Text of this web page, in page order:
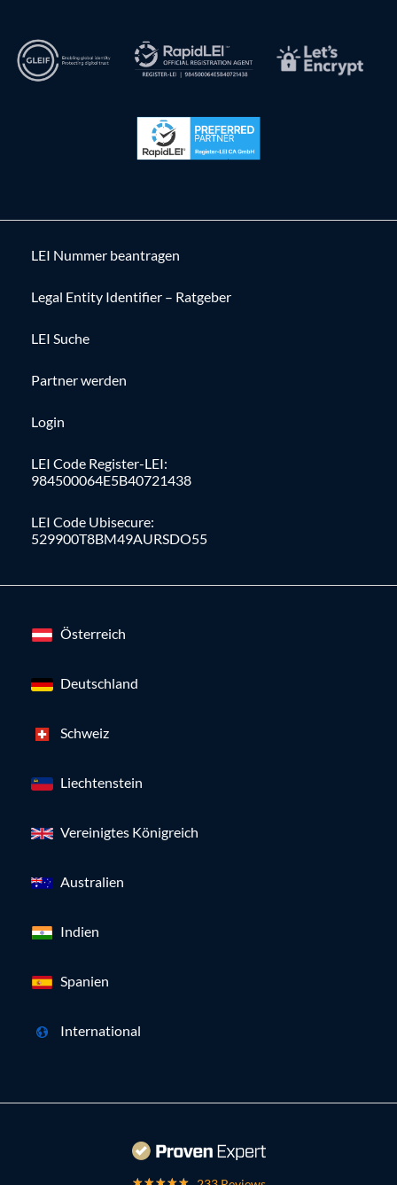
LEI Nummer beantragen
Legal Entity Identifier – Ratgeber
LEI Suche
Partner werden
Login
LEI Code Register-LEI:
984500064E5B40721438
LEI Code Ubisecure:
529900T8BM49AURSDO55
Österreich
Deutschland
Schweiz
Liechtenstein
Vereinigtes Königreich
Australien
Indien
Spanien
International